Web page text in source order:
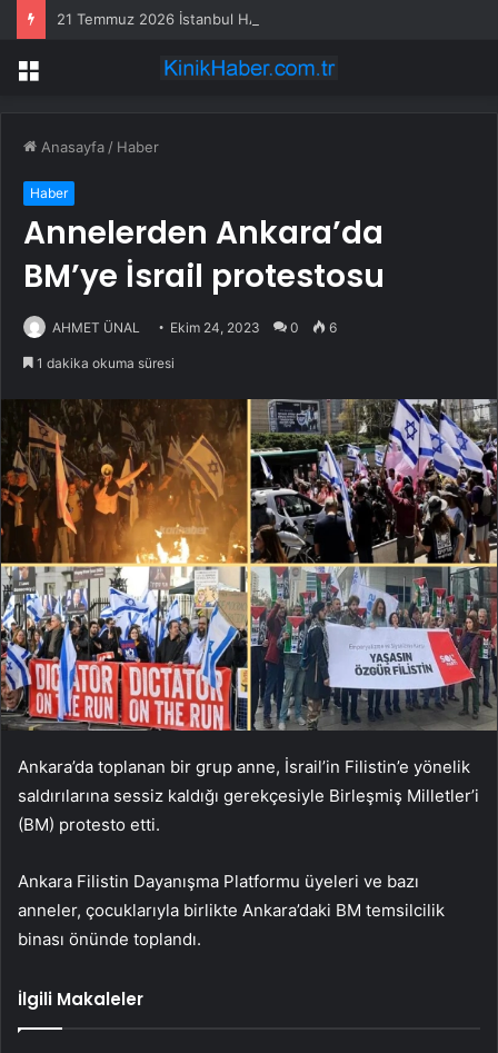
Menü
Anasayfa / Haber
Haber
Annelerden Ankara’da
BM’ye İsrail protestosu
AHMET ÜNAL Ekim 24, 2023 0 6
1 dakika okuma süresi
Ankara’da toplanan bir grup anne, İsrail’in Filistin’e yönelik
saldırılarına sessiz kaldığı gerekçesiyle Birleşmiş Milletler’i
(BM) protesto etti.
Ankara Filistin Dayanışma Platformu üyeleri ve bazı
anneler, çocuklarıyla birlikte Ankara’daki BM temsilcilik
binası önünde toplandı.
İlgili Makaleler